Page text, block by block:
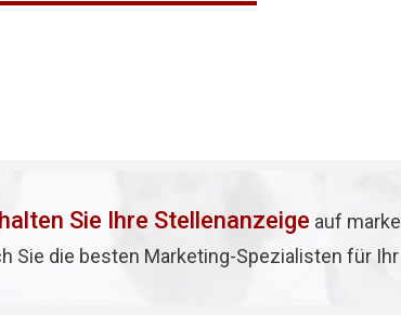
Sie Ihre Stellenanzeige auf
Sie die besten Marketing-Spezialisten für